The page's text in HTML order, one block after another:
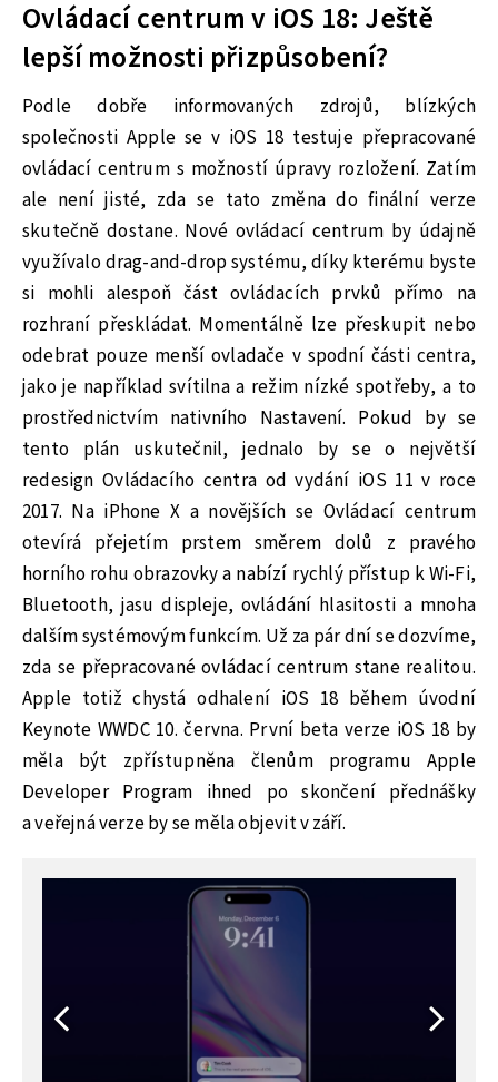
Ovládací centrum v iOS 18: Ještě
lepší možnosti přizpůsobení?
Podle dobře informovaných zdrojů, blízkých
společnosti Apple se v iOS 18 testuje přepracované
ovládací centrum s možností úpravy rozložení. Zatím
ale není jisté, zda se tato změna do finální verze
skutečně dostane. Nové ovládací centrum by údajně
využívalo drag-and-drop systému, díky kterému byste
si mohli alespoň část ovládacích prvků přímo na
rozhraní přeskládat. Momentálně lze přeskupit nebo
odebrat pouze menší ovladače v spodní části centra,
jako je například svítilna a režim nízké spotřeby, a to
prostřednictvím nativního Nastavení. Pokud by se
tento plán uskutečnil, jednalo by se o největší
redesign Ovládacího centra od vydání iOS 11 v roce
2017. Na iPhone X a novějších se Ovládací centrum
otevírá přejetím prstem směrem dolů z pravého
horního rohu obrazovky a nabízí rychlý přístup k Wi-Fi,
Bluetooth, jasu displeje, ovládání hlasitosti a mnoha
dalším systémovým funkcím. Už za pár dní se dozvíme,
zda se přepracované ovládací centrum stane realitou.
Apple totiž chystá odhalení iOS 18 během úvodní
Keynote WWDC 10. června. První beta verze iOS 18 by
měla být zpřístupněna členům programu Apple
Developer Program ihned po skončení přednášky
a veřejná verze by se měla objevit v září.